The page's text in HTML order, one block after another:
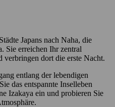
Japans nach Naha, die
Sie erreichen Ihr zentral
verbringen dort die erste Nacht.
entlang der lebendigen
das entspannte Inselleben
Izakaya ein und probieren Sie